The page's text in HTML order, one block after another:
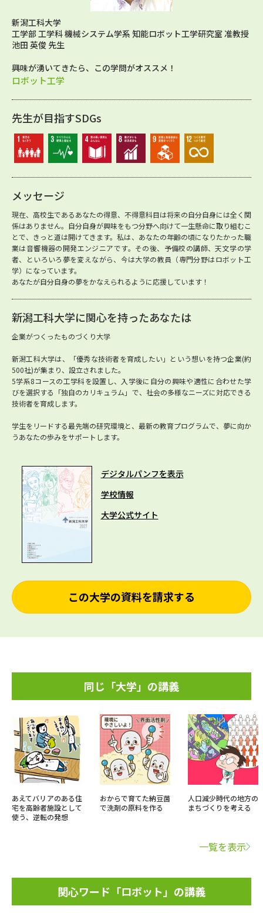
新潟工科大学
工学部 工学科 機械システム学系 知能ロボット工学研究室 准教授
池田 英俊 先生
興味が湧いてきたら、この学問がオススメ！
ロボット工学
先生が目指すSDGs
メッセージ
現在、高校生であるあなたの得意、不得意科目は将来の自分自身には全く関
係はありません。自分自身が興味をもつ分野へ向けて一生懸命に取り組むこ
とで、きっと道は開けてきます。私は、あなたの年齢の頃になりたかった職
業は音響機器の開発エンジニアです。その後、予備校の講師、天文学の学
者、といろいろ夢を変えながら、今は大学の教員（専門分野はロボット工
学）になっています。
あなたが自分自身の夢をかなえられるように応援しています！
新潟工科大学に関心を持ったあなたは
企業がつくったものづくり大学
新潟工科大学は、「優秀な技術者を育成したい」という想いを持つ企業(約
500社)が集まり、設立されました。
5学系8コースの工学科を設置し、入学後に自分の興味や適性に合わせた学
びを選択する「独自のカリキュラム」で、社会の多様なニーズに対応できる
技術者を育成します。
学生をリードする最先端の研究環境と、最新の教育プログラムで、夢に向か
うあなたの歩みをサポートします。
デジタルパンフを表示
学校情報
大学公式サイト
この大学の資料を請求する
同じ「大学」の講義
あえてバリアのある住
宅を高齢者施設として
使う、逆転の発想
おからで育てた納豆菌
で洗剤の原料を作る
人口減少時代の地方の
まちづくりを考える
一覧を表示
関心ワード「ロボット」の講義